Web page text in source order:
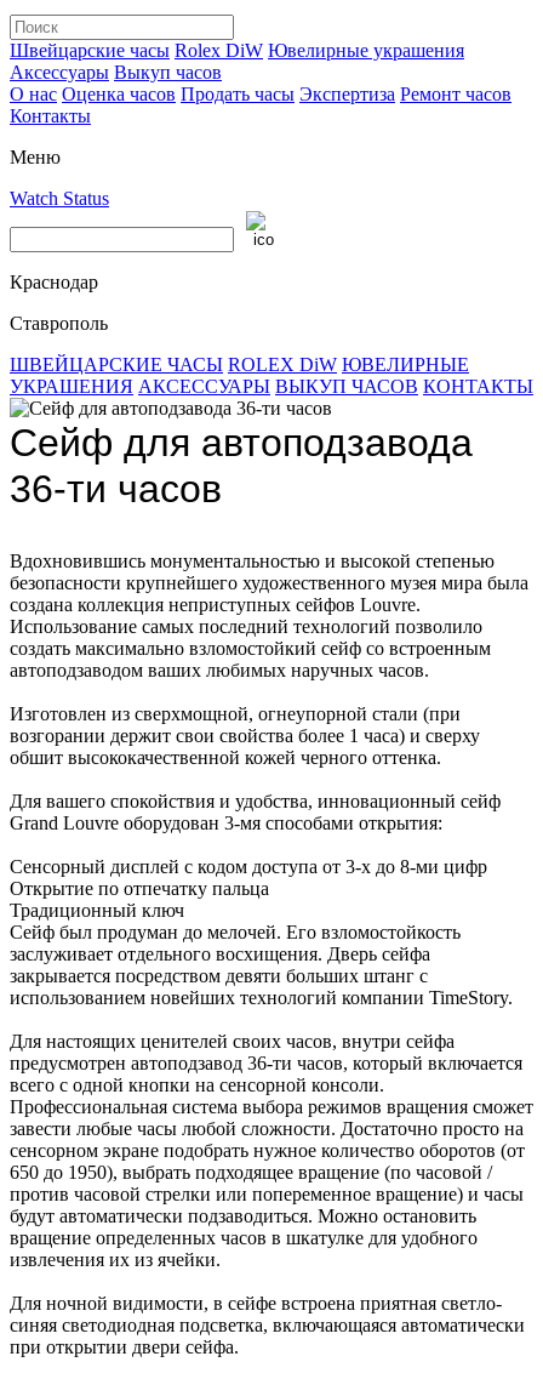
Швейцарские часы Rolex DiW Ювелирные украшения
Аксессуары Выкуп часов
О нас Оценка часов Продать часы Экспертиза Ремонт часов
Контакты
Меню
Watch Status
Краснодар
Ставрополь
ШВЕЙЦАРСКИЕ ЧАСЫ ROLEX DiW ЮВЕЛИРНЫЕ
УКРАШЕНИЯ АКСЕССУАРЫ ВЫКУП ЧАСОВ КОНТАКТЫ
Сейф для автоподзавода
36-ти часов
Вдохновившись монументальностью и высокой степенью
безопасности крупнейшего художественного музея мира была
создана коллекция неприступных сейфов Louvre.
Использование самых последний технологий позволило
создать максимально взломостойкий сейф со встроенным
автоподзаводом ваших любимых наручных часов.
Изготовлен из сверхмощной, огнеупорной стали (при
возгорании держит свои свойства более 1 часа) и сверху
обшит высококачественной кожей черного оттенка.
Для вашего спокойствия и удобства, инновационный сейф
Grand Louvre оборудован 3-мя способами открытия:
Сенсорный дисплей с кодом доступа от 3-х до 8-ми цифр
Открытие по отпечатку пальца
Традиционный ключ
Сейф был продуман до мелочей. Его взломостойкость
заслуживает отдельного восхищения. Дверь сейфа
закрывается посредством девяти больших штанг с
использованием новейших технологий компании TimeStory.
Для настоящих ценителей своих часов, внутри сейфа
предусмотрен автоподзавод 36-ти часов, который включается
всего с одной кнопки на сенсорной консоли.
Профессиональная система выбора режимов вращения сможет
завести любые часы любой сложности. Достаточно просто на
сенсорном экране подобрать нужное количество оборотов (от
650 до 1950), выбрать подходящее вращение (по часовой /
против часовой стрелки или попеременное вращение) и часы
будут автоматически подзаводиться. Можно остановить
вращение определенных часов в шкатулке для удобного
извлечения их из ячейки.
Для ночной видимости, в сейфе встроена приятная светло-
синяя светодиодная подсветка, включающаяся автоматически
при открытии двери сейфа.